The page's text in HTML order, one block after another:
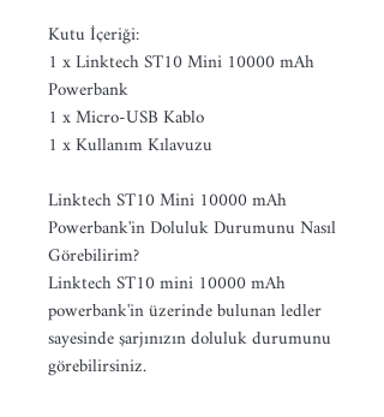
Kutu İçeriği:
1 x Linktech ST10 Mini 10000 mAh
Powerbank
1 x Micro-USB Kablo
1 x Kullanım Kılavuzu
Linktech ST10 Mini 10000 mAh
Powerbank'in Doluluk Durumunu Nasıl
Görebilirim?
Linktech ST10 mini 10000 mAh
powerbank'in üzerinde bulunan ledler
sayesinde şarjınızın doluluk durumunu
görebilirsiniz.